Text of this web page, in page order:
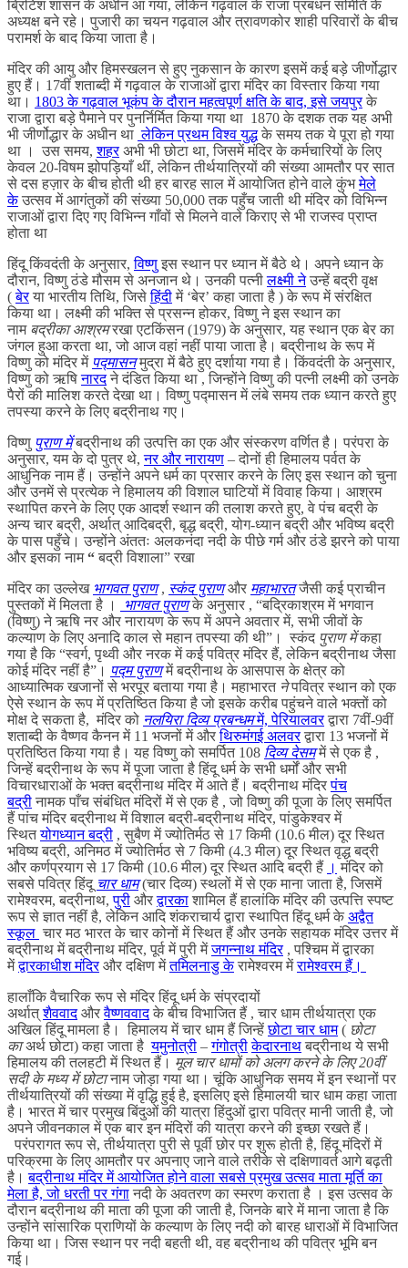
ब्रिटिश शासन के अधीन आ गया, लेकिन गढ़वाल के राजा प्रबंधन समिति के
अध्यक्ष बने रहे। पुजारी का चयन गढ़वाल और त्रावणकोर शाही परिवारों के बीच
परामर्श के बाद किया जाता है।
मंदिर की आयु और हिमस्खलन से हुए नुकसान के कारण इसमें कई बड़े जीर्णोद्धार
हुए हैं। 17वीं शताब्दी में गढ़वाल के राजाओं द्वारा मंदिर का विस्तार किया गया
था। 1803 के गढ़वाल भूकंप के दौरान महत्वपूर्ण क्षति के बाद, इसेजयपुरके
राजा द्वारा बड़े पैमाने पर पुनर्निर्मित किया गया था 1870 के दशक तक यह अभी
भी जीर्णोद्धार के अधीन था लेकिन प्रथम विश्व युद्धके समय तक ये पूरा हो गया
था । उस समय,शहरअभी भी छोटा था, जिसमें मंदिर के कर्मचारियों के लिए
केवल 20-विषम झोपड़ियाँ थीं, लेकिन तीर्थयात्रियों की संख्या आमतौर पर सात
से दस हज़ार के बीच होती थी हर बारह साल में आयोजित होने वाले कुंभमेले
केउत्सव में आगंतुकों की संख्या 50,000 तक पहुँच जाती थी मंदिर को विभिन्न
राजाओं द्वारा दिए गए विभिन्न गाँवों से मिलने वाले किराए से भी राजस्व प्राप्त
होता था
हिंदू किंवदंती के अनुसार,विष्णुइस स्थान पर ध्यान में बैठे थे। अपने ध्यान के
दौरान, विष्णु ठंडे मौसम से अनजान थे। उनकी पत्नीलक्ष्मी नेउन्हें बद्री वृक्ष
(बेरया भारतीय तिथि, जिसेहिंदीमें ‘बेर’ कहा जाता है ) के रूप में संरक्षित
किया था। लक्ष्मी की भक्ति से प्रसन्न होकर, विष्णु ने इस स्थान का
नाम बद्रीका आश्रमरखा एटकिंसन (1979) के अनुसार, यह स्थान एक बेर का
जंगल हुआ करता था, जो आज वहां नहीं पाया जाता है। बद्रीनाथ के रूप में
विष्णु को मंदिर में पद्मासनमुद्रा में बैठे हुए दर्शाया गया है। किंवदंती के अनुसार,
विष्णु को ऋषिनारदने दंडित किया था , जिन्होंने विष्णु की पत्नी लक्ष्मी को उनके
पैरों की मालिश करते देखा था। विष्णु पद्मासन में लंबे समय तक ध्यान करते हुए
तपस्या करने के लिए बद्रीनाथ गए।
विष्णु पुराण मेंबद्रीनाथ की उत्पत्ति का एक और संस्करण वर्णित है। परंपरा के
अनुसार, यम के दो पुत्र थे,नर और नारायण – दोनों ही हिमालय पर्वत के
आधुनिक नाम हैं। उन्होंने अपने धर्म का प्रसार करने के लिए इस स्थान को चुना
और उनमें से प्रत्येक ने हिमालय की विशाल घाटियों में विवाह किया। आश्रम
स्थापित करने के लिए एक आदर्श स्थान की तलाश करते हुए, वे पंच बद्री के
अन्य चार बद्री, अर्थात् आदिबद्री, बृद्ध बद्री, योग-ध्यान बद्री और भविष्य बद्री
के पास पहुँचे। उन्होंने अंततः अलकनंदा नदी के पीछे गर्म और ठंडे झरने को पाया
और इसका नाम“बद्री विशाला” रखा
मंदिर का उल्लेख भागवत पुराण, स्कंद पुराणऔर महाभारतजैसी कई प्राचीन
पुस्तकों में मिलता है ।
भागवत पुराणके अनुसार , “बद्रिकाश्रम में भगवान
(विष्णु) ने ऋषि नर और नारायण के रूप में अपने अवतार में, सभी जीवों के
कल्याण के लिए अनादि काल से महान तपस्या की थी”। स्कंद पुराण मेंकहा
गया है कि “स्वर्ग, पृथ्वी और नरक में कई पवित्र मंदिर हैं, लेकिन बद्रीनाथ जैसा
कोई मंदिर नहीं है”। पद्म पुराणमें बद्रीनाथ के आसपास के क्षेत्र को
आध्यात्मिक खजानों से भरपूर बताया गया है। महाभारत नेपवित्र स्थान को एक
ऐसे स्थान के रूप में प्रतिष्ठित किया है जो इसके करीब पहुंचने वाले भक्तों को
मोक्ष दे सकता है, मंदिर को नलयिरा दिव्य प्रबन्धममें, पेरियालवरद्वारा 7वीं-9वीं
शताब्दी के वैष्णव कैनन में 11 भजनों में औरथिरुमंगई अलवरद्वारा 13 भजनों में
प्रतिष्ठित किया गया है। यह विष्णु को समर्पित 108 दिव्य देसममें से एक है ,
जिन्हें बद्रीनाथ के रूप में पूजा जाता है हिंदू धर्म के सभी धर्मों और सभी
विचारधाराओं के भक्त बद्रीनाथ मंदिर में आते हैं। बद्रीनाथ मंदिरपंच
बद्रीनामक पाँच संबंधित मंदिरों में से एक है , जो विष्णु की पूजा के लिए समर्पित
हैं पांच मंदिर बद्रीनाथ में विशाल बद्री-बद्रीनाथ मंदिर, पांडुकेश्वर में
स्थितयोगध्यान बद्री , सुबैण में ज्योतिर्मठ से 17 किमी (10.6 मील) दूर स्थित
भविष्य बद्री, अनिमठ में ज्योतिर्मठ से 7 किमी (4.3 मील) दूर स्थित वृद्ध बद्री
और कर्णप्रयाग से 17 किमी (10.6 मील) दूर स्थित आदि बद्री हैं । मंदिर को
सबसे पवित्र हिंदू चार धाम(चार दिव्य) स्थलों में से एक माना जाता है, जिसमें
रामेश्वरम, बद्रीनाथ,पुरी औरद्वारकाशामिल हैं हालांकि मंदिर की उत्पत्ति स्पष्ट
रूप से ज्ञात नहीं है, लेकिन आदि शंकराचार्य द्वारा स्थापित हिंदू धर्म के अद्वैत
स्कूल चार मठ भारत के चार कोनों में स्थित हैं और उनके सहायक मंदिर उत्तर में
बद्रीनाथ में बद्रीनाथ मंदिर, पूर्व में पुरी मेंजगन्नाथ मंदिर, पश्चिम में द्वारका
मेंद्वारकाधीश मंदिरऔर दक्षिण मेंतमिलनाडु केरामेश्वरम मेंरामेश्वरम हैं।
हालाँकि वैचारिक रूप से मंदिर हिंदू धर्म के संप्रदायों
अर्थात्शैववादऔरवैष्णववादके बीच विभाजित हैं , चार धाम तीर्थयात्रा एक
अखिल हिंदू मामला है। हिमालय में चार धाम हैं जिन्हेंछोटा चार धाम( छोटा
काअर्थ छोटा) कहा जाता हैयमुनोत्री –गंगोत्री केदारनाथबद्रीनाथ ये सभी
हिमालय की तलहटी में स्थित हैं। मूल चार धामों को अलग करने के लिए20वीं
सदी के मध्य में छोटानाम जोड़ा गया था। चूंकि आधुनिक समय में इन स्थानों पर
तीर्थयात्रियों की संख्या में वृद्धि हुई है, इसलिए इसे हिमालयी चार धाम कहा जाता
है। भारत में चार प्रमुख बिंदुओं की यात्रा हिंदुओं द्वारा पवित्र मानी जाती है, जो
अपने जीवनकाल में एक बार इन मंदिरों की यात्रा करने की इच्छा रखते हैं।
परंपरागत रूप से, तीर्थयात्रा पुरी से पूर्वी छोर पर शुरू होती है, हिंदू मंदिरों में
परिक्रमा के लिए आमतौर पर अपनाए जाने वाले तरीके से दक्षिणावर्त आगे बढ़ती
है।बद्रीनाथ मंदिर में आयोजित होने वाला सबसे प्रमुख उत्सव माता मूर्ति का
मेला है, जो धरती पर गंगानदी के अवतरण का स्मरण कराता है । इस उत्सव के
दौरान बद्रीनाथ की माता की पूजा की जाती है, जिनके बारे में माना जाता है कि
उन्होंने सांसारिक प्राणियों के कल्याण के लिए नदी को बारह धाराओं में विभाजित
किया था। जिस स्थान पर नदी बहती थी, वह बद्रीनाथ की पवित्र भूमि बन
गई।